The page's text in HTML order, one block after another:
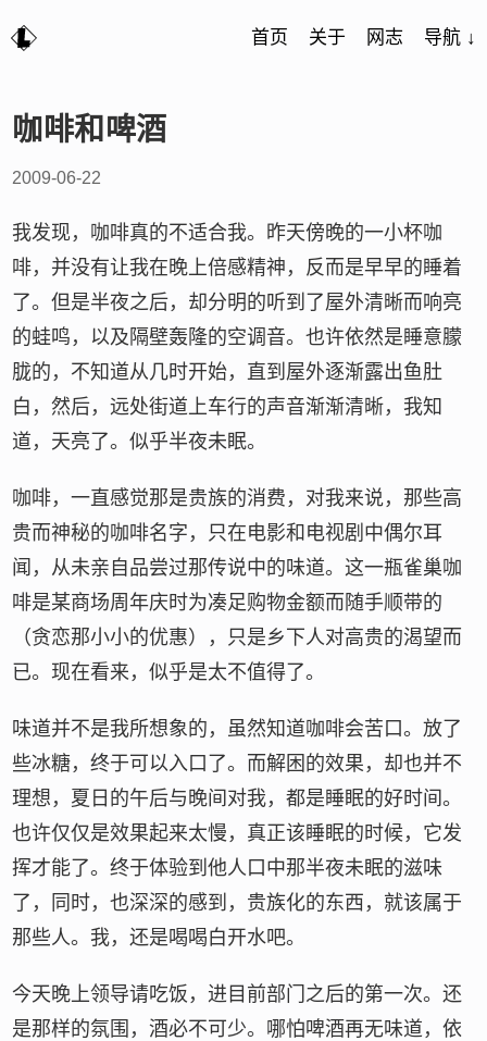
首页 关于 网志 导航 ↓
咖啡和啤酒
2009-06-22
我发现，咖啡真的不适合我。昨天傍晚的一小杯咖
啡，并没有让我在晚上倍感精神，反而是早早的睡着
了。但是半夜之后，却分明的听到了屋外清晰而响亮
的蛙鸣，以及隔壁轰隆的空调音。也许依然是睡意朦
胧的，不知道从几时开始，直到屋外逐渐露出鱼肚
白，然后，远处街道上车行的声音渐渐清晰，我知
道，天亮了。似乎半夜未眠。
咖啡，一直感觉那是贵族的消费，对我来说，那些高
贵而神秘的咖啡名字，只在电影和电视剧中偶尔耳
闻，从未亲自品尝过那传说中的味道。这一瓶雀巢咖
啡是某商场周年庆时为凑足购物金额而随手顺带的
（贪恋那小小的优惠），只是乡下人对高贵的渴望而
已。现在看来，似乎是太不值得了。
味道并不是我所想象的，虽然知道咖啡会苦口。放了
些冰糖，终于可以入口了。而解困的效果，却也并不
理想，夏日的午后与晚间对我，都是睡眠的好时间。
也许仅仅是效果起来太慢，真正该睡眠的时候，它发
挥才能了。终于体验到他人口中那半夜未眠的滋味
了，同时，也深深的感到，贵族化的东西，就该属于
那些人。我，还是喝喝白开水吧。
今天晚上领导请吃饭，进目前部门之后的第一次。还
是那样的氛围，酒必不可少。哪怕啤酒再无味道，依